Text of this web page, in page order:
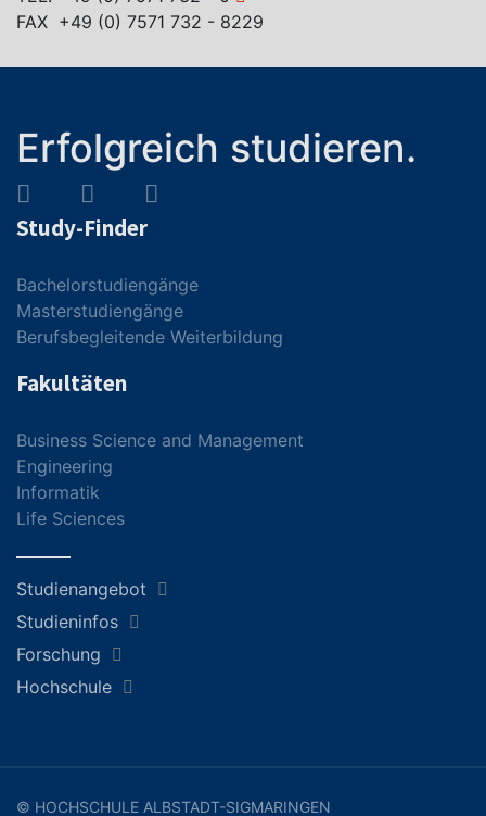
FAX +49 (0) 7571 732 - 8229
Erfolgreich studieren.
Study-Finder
Bachelorstudiengänge
Masterstudiengänge
Berufsbegleitende Weiterbildung
Fakultäten
Business Science and Management
Engineering
Informatik
Life Sciences
Studienangebot
Studieninfos
Forschung
Hochschule
© HOCHSCHULE ALBSTADT-SIGMARINGEN